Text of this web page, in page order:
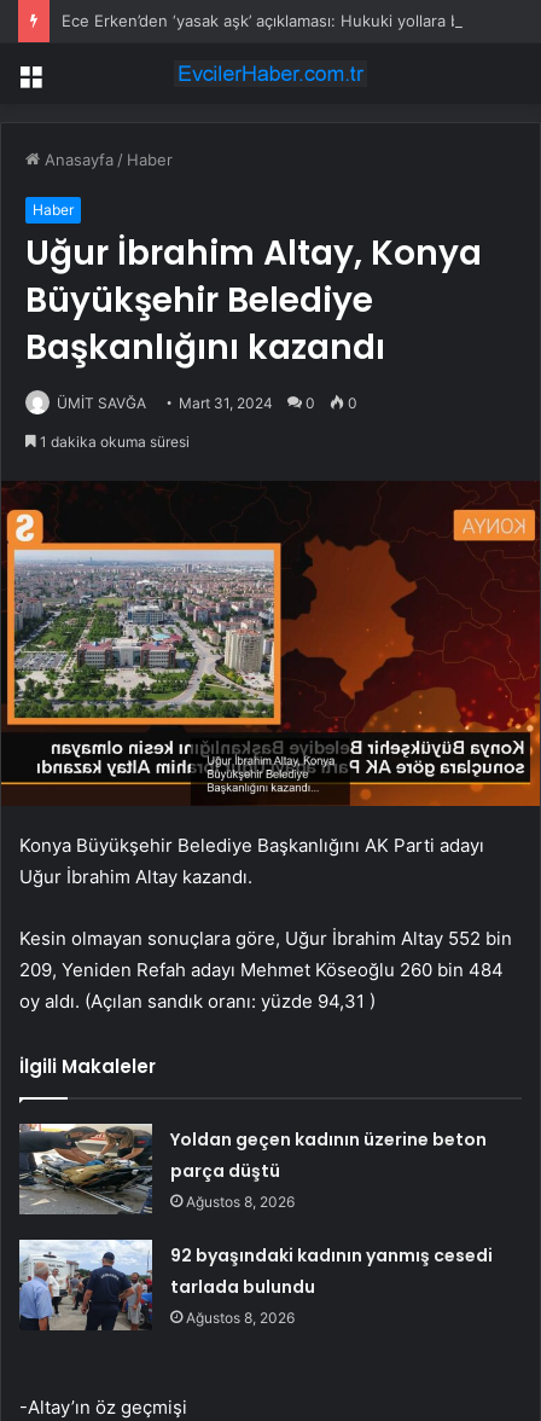
Menü
Anasayfa / Haber
Haber
Uğur İbrahim Altay, Konya
Büyükşehir Belediye
Başkanlığını kazandı
ÜMİT SAVĞA Mart 31, 2024 0 0
1 dakika okuma süresi
Konya Büyükşehir Belediye Başkanlığını AK Parti adayı
Uğur İbrahim Altay kazandı.
Kesin olmayan sonuçlara göre, Uğur İbrahim Altay 552 bin
209, Yeniden Refah adayı Mehmet Köseoğlu 260 bin 484
oy aldı. (Açılan sandık oranı: yüzde 94,31 )
İlgili Makaleler
Yoldan geçen kadının üzerine beton
parça düştü
Ağustos 8, 2026
92 byaşındaki kadının yanmış cesedi
tarlada bulundu
Ağustos 8, 2026
-Altay’ın öz geçmişi